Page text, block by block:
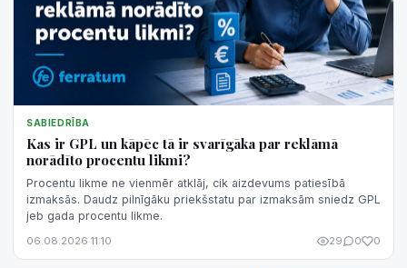
SABIEDRĪBA
Kas ir GPL un kāpēc tā ir svarīgāka par reklāmā
norādīto procentu likmi?
Procentu likme ne vienmēr atklāj, cik aizdevums patiesībā
izmaksās. Daudz pilnīgāku priekšstatu par izmaksām sniedz GPL
jeb gada procentu likme.
06.08.2026 11:10 29 0 0